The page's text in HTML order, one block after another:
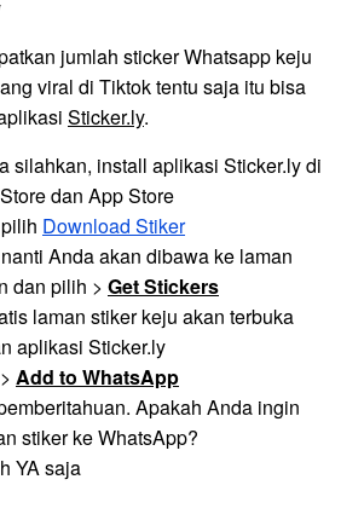
jumlah sticker Whatsapp keju
viral di Tiktok tentu saja itu bisa
Sticker.ly.
silahkan, install aplikasi Sticker.ly di
dan App Store
Download Stiker
Anda akan dibawa ke laman
dan pilih > Get Stickers
laman stiker keju akan terbuka
aplikasi Sticker.ly
Add to WhatsApp
Apakah Anda ingin
stiker ke WhatsApp?
YA saja